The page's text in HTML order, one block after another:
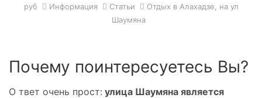
руб
Информация Статьи
Отдых в Алахадзе, на ул
Шаумяна
Почему поинтересуетесь Вы?
О твет очень прост: улица Шаумяна является